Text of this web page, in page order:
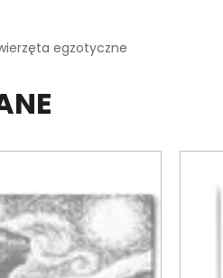
egzotyczne